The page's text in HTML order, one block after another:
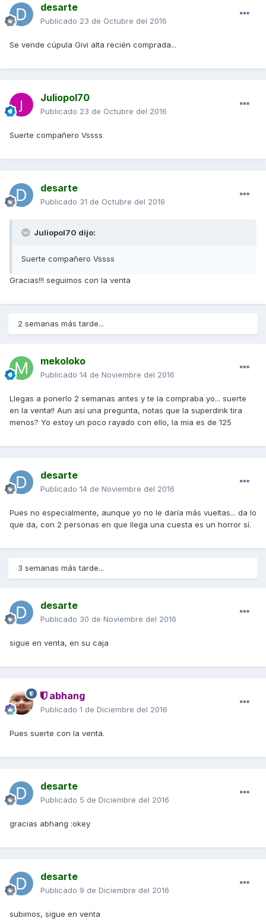
desarte
Publicado 23 de Octubre del 2016
Se vende cúpula Givi alta recién comprada...
Juliopol70
Publicado 23 de Octubre del 2016
Suerte compañero Vssss
desarte
Publicado 31 de Octubre del 2016
Juliopol70 dijo:
Suerte compañero Vssss
Gracias!!! seguimos con la venta
2 semanas más tarde...
mekoloko
Publicado 14 de Noviembre del 2016
Llegas a ponerlo 2 semanas antes y te la compraba yo... suerte
en la venta!! Aun así una pregunta, notas que la superdink tira
menos? Yo estoy un poco rayado con ello, la mia es de 125
desarte
Publicado 14 de Noviembre del 2016
Pues no especialmente, aunque yo no le daría más vueltas... da lo
que da, con 2 personas en que llega una cuesta es un horror sí.
3 semanas más tarde...
desarte
Publicado 30 de Noviembre del 2016
sigue en venta, en su caja
abhang
Publicado 1 de Diciembre del 2016
Pues suerte con la venta.
desarte
Publicado 5 de Diciembre del 2016
gracias abhang :okey
desarte
Publicado 9 de Diciembre del 2016
subimos, sigue en venta